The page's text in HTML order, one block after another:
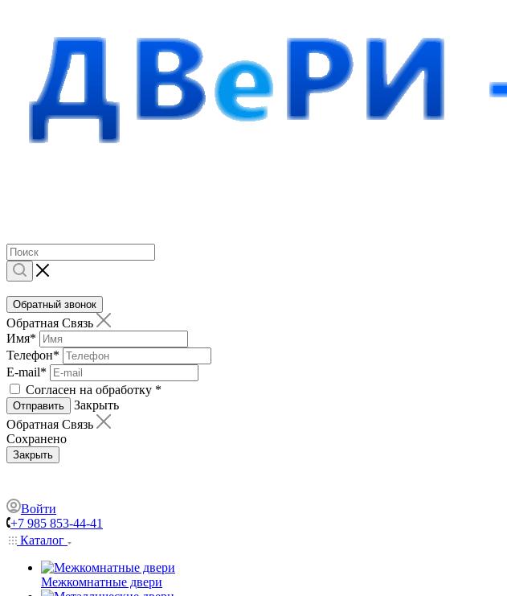
Обратный звонок
Обратная Связь
Имя*
Телефон*
E-mail*
Согласен на обработку *
Отправить
Закрыть
Обратная Связь
Сохранено
Закрыть
Войти
+7 985 853-44-41
Каталог
Межкомнатные двери